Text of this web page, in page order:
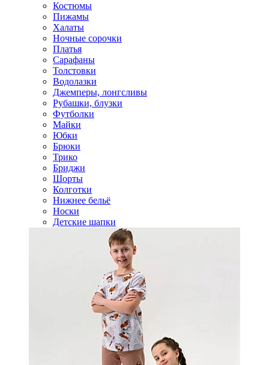
Костюмы
Пижамы
Халаты
Ночные сорочки
Платья
Сарафаны
Толстовки
Водолазки
Джемперы, лонгсливы
Рубашки, блузки
Футболки
Майки
Юбки
Брюки
Трико
Бриджи
Шорты
Колготки
Нижнее бельё
Носки
Детские шапки